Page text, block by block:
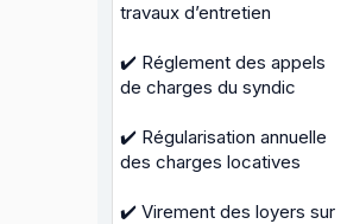
travaux d’entretien
✔️ Réglement des appels
de charges du syndic
✔️ Régularisation annuelle
des charges locatives
✔️ Virement des loyers sur